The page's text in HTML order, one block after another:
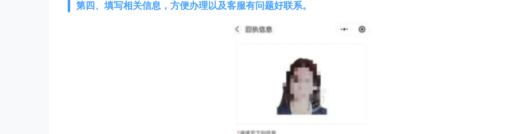
第四、填写相关信息，方便办理以及客服有问题好联系。